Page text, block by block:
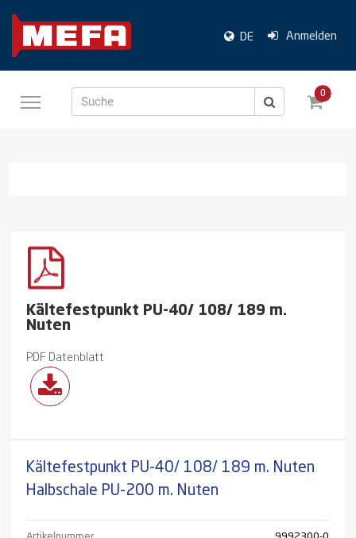
DE Anmelden
Suche
0
Kältefestpunkt PU-40/ 108/ 189 m.
Nuten
PDF Datenblatt
Kältefestpunkt PU-40/ 108/ 189 m. Nuten
Halbschale PU-200 m. Nuten